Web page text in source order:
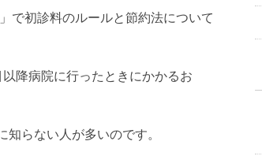
で初診料のルールと節約法について
降病院に行ったときにかかるお
らない人が多いのです。